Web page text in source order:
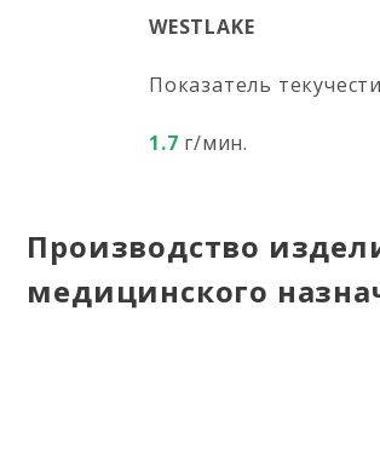
WESTLAKE
Показатель текучести
1.7 г/мин.
Производство
медицинского